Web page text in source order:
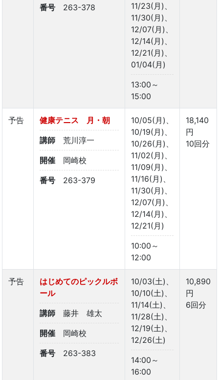
番号 263-378
11/23(月)、
11/30(月)、
12/07(月)、
12/14(月)、
12/21(月)、
01/04(月)
13:00～
15:00
予告 健康テニス 月・朝
講師 荒川淳一
開催 岡崎校
番号 263-379
10/05(月)、
10/19(月)、
10/26(月)、
11/02(月)、
11/09(月)、
11/16(月)、
11/30(月)、
12/07(月)、
12/14(月)、
12/21(月)
10:00～
12:00
18,140
円
10回分
予告
はじめてのピックルボ
ール
講師 藤井 雄太
開催 岡崎校
番号 263-383
10/03(土)、
10/10(土)、
11/14(土)、
11/28(土)、
12/19(土)、
12/26(土)
14:00～
16:00
10,890
円
6回分